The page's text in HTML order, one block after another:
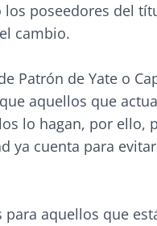
poseedores del
cambio.
Patrón de Yate o
aquellos que
lo hagan, por ello,
ya cuenta para
aquellos que